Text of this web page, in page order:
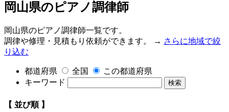
岡山県のピアノ調律師
岡山県のピアノ調律師一覧です。
調律や修理・見積もり依頼ができます。 → さらに地域で絞
り込む
都道府県 全国
この都道府県
キーワード
検索
【 並び順 】